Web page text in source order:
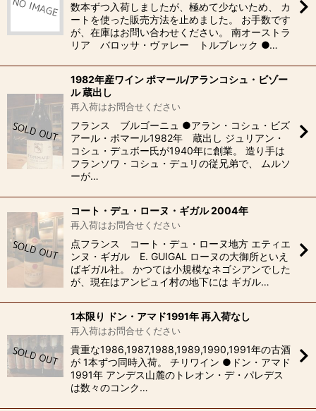
数本ずつ入荷しましたが、極めて少ないため、 カ
ートを使った販売方法を止めました。 お手数です
が、在庫はお問い合わせください。 南オーストラ
リア バロッサ・ヴァレー トルブレック ●…
1982年産ワイン ポマール/アランコシュ・ビゾー
ル 蔵出し
再入荷はお問合せください
フランス ブルゴーニュ ●アラン・コシュ・ビズ
アール・ポマール1982年 蔵出し ジュリアン・
コシュ・デュボー氏が1940年に創業。 造り手は
フランソワ・コシュ・デュリの従兄弟で、 ムルソ
ーが…
コート・デュ・ローヌ・ギガル 2004年
再入荷はお問合せください
点フランス コート・デュ・ローヌ地方 エティエ
ンヌ・ギガル E. GUIGAL ローヌの大御所といえ
ばギガル社。 かつては小規模なネゴシアンでした
が、現在はアンピュイ村の地下には ギガル…
1本限り ドン・アマド1991年 再入荷なし
再入荷はお問合せください
貴重な1986,1987,1988,1989,1990,1991年の古酒
が 1本ずつ同時入荷。 チリワイン ●ドン・アマド
1991年 アンデス山麓のトレオン・デ・パレデス
は数々のコンク…